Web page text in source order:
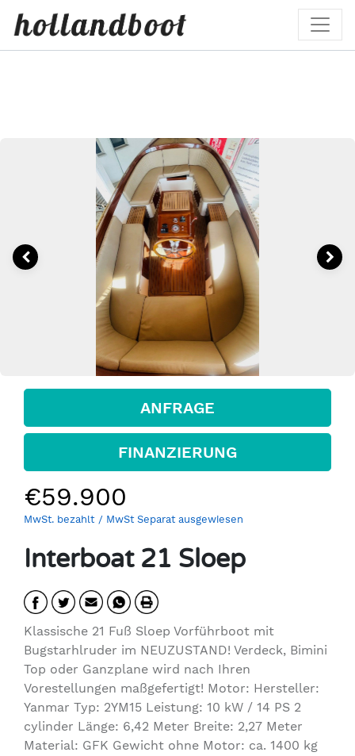
€59.900
MwSt. bezahlt / MwSt Separat ausgewiesen
Interboat 21 Sloep
ANFRAGE
FINANZIERUNG
Klassische 21 Fuß Sloep Vorführboot mit
Bugstarhlruder im NEUZUSTAND! Verdeck, Bimini
Top oder Ganzplane wird nach Ihren
Vorestellungen maßgefertigt! Motor: Hersteller:
Yanmar Typ: 2YM15 Leistung: 10 kW / 14 PS 2
cylinder Länge: 6,42 Meter Breite: 2,27 Meter
Material: GFK Gewicht ohne Motor: ca. 1400 kg